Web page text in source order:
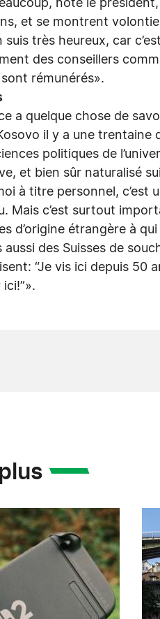
note le
et se montrent
suis très heureux, car
des conseillers
rémunérés».
a quelque chose de
il y a une trentaine
politiques de
et bien sûr naturalisé
à titre personnel, c’est
Mais c’est surtout
d’origine étrangère à
des Suisses de
“Je vis ici depuis 50